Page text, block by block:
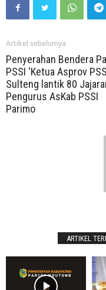
Artikel sebelumya
Penyerahan Bendera
PSSI ‘Ketua Asprov
Sulteng lantik 80
Pengurus AsKab PSSI
Parimo
ARTIKEL